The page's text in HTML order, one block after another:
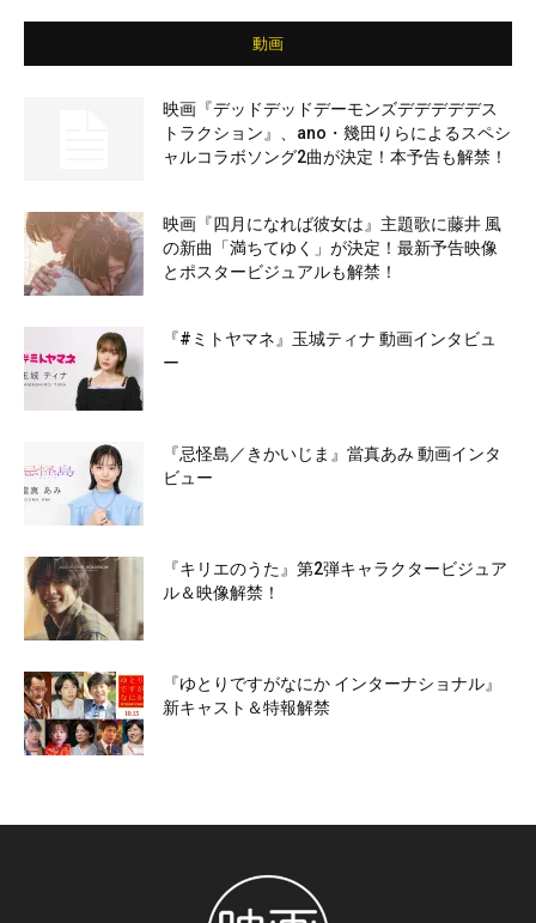
動画
映画『デッドデッドデーモンズデデデデデス
トラクション』、ano・幾田りらによるスペシ
ャルコラボソング2曲が決定！本予告も解禁！
映画『四月になれば彼女は』主題歌に藤井 風
の新曲「満ちてゆく」が決定！最新予告映像
とポスタービジュアルも解禁！
『#ミトヤマネ』玉城ティナ 動画インタビュ
ー
『忌怪島／きかいじま』當真あみ 動画インタ
ビュー
『キリエのうた』第2弾キャラクタービジュア
ル＆映像解禁！
『ゆとりですがなにか インターナショナル』
新キャスト＆特報解禁